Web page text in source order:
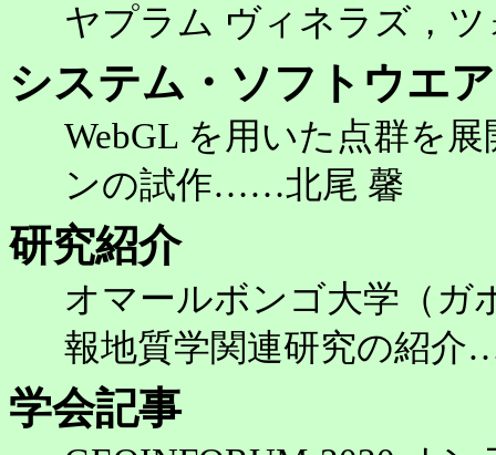
ヤプラム ヴィネラズ，
システム・ソフトウエ
WebGL を用いた点群を
ンの試作……北尾 馨
研究紹介
オマールボンゴ大学（ガ
報地質学関連研究の紹介
学会記事